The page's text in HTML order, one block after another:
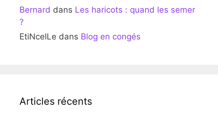
Bernard dans Les haricots : quand les semer
?
EtiNcelLe dans Blog en congés
Articles récents